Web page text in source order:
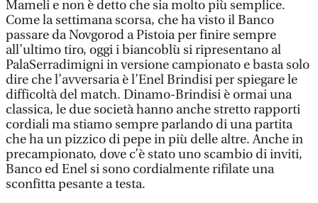
Mameli e non è detto che sia molto più semplice.
Come la settimana scorsa, che ha visto il Banco
passare da Novgorod a Pistoia per finire sempre
all’ultimo tiro, oggi i biancoblù si ripresentano al
PalaSerradimigni in versione campionato e basta solo
dire che l’avversaria è l’Enel Brindisi per spiegare le
difficoltà del match. Dinamo-Brindisi è ormai una
classica, le due società hanno anche stretto rapporti
cordiali ma stiamo sempre parlando di una partita
che ha un pizzico di pepe in più delle altre. Anche in
precampionato, dove c’è stato uno scambio di inviti,
Banco ed Enel si sono cordialmente rifilate una
sconfitta pesante a testa.